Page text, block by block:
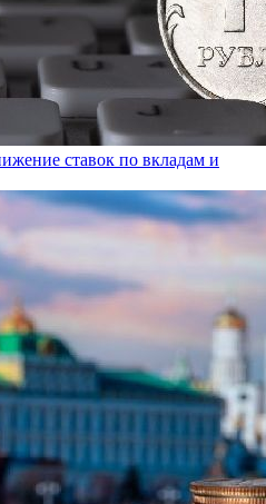
ставок по вкладам и